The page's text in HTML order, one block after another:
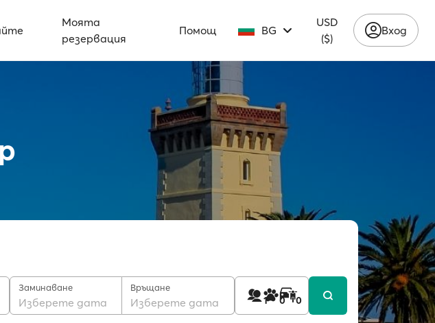
Моята
резервация
Помощ BG
USD
($)
Вход
Заминаване
Изберете дата
Връщане
Изберете дата 1 0 0